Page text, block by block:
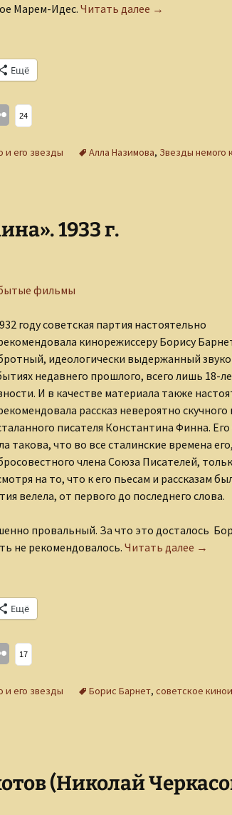
Марем-Идес. Читать далее Первая
→
Ещё
24
и его звезды Алла Назимова, Звезды немого
1933 г.
фильмы
году советская партия настоятельно
кинорежиссеру Борису
идеологически выдержанный
недавнего прошлого, всего лишь 18-
И в качестве материала также
рассказ невероятно скучного
писателя Константина Финна.
такова, что во все сталинские времена его,
члена Союза Писателей,
на то, что к его пьесам и рассказам
велела, от первого до последнего слова.
провальный. За что это досталось
не рекомендовалось. Читать далее Фильм
→
Ещё
17
и его звезды Борис Барнет, советское
(Николай